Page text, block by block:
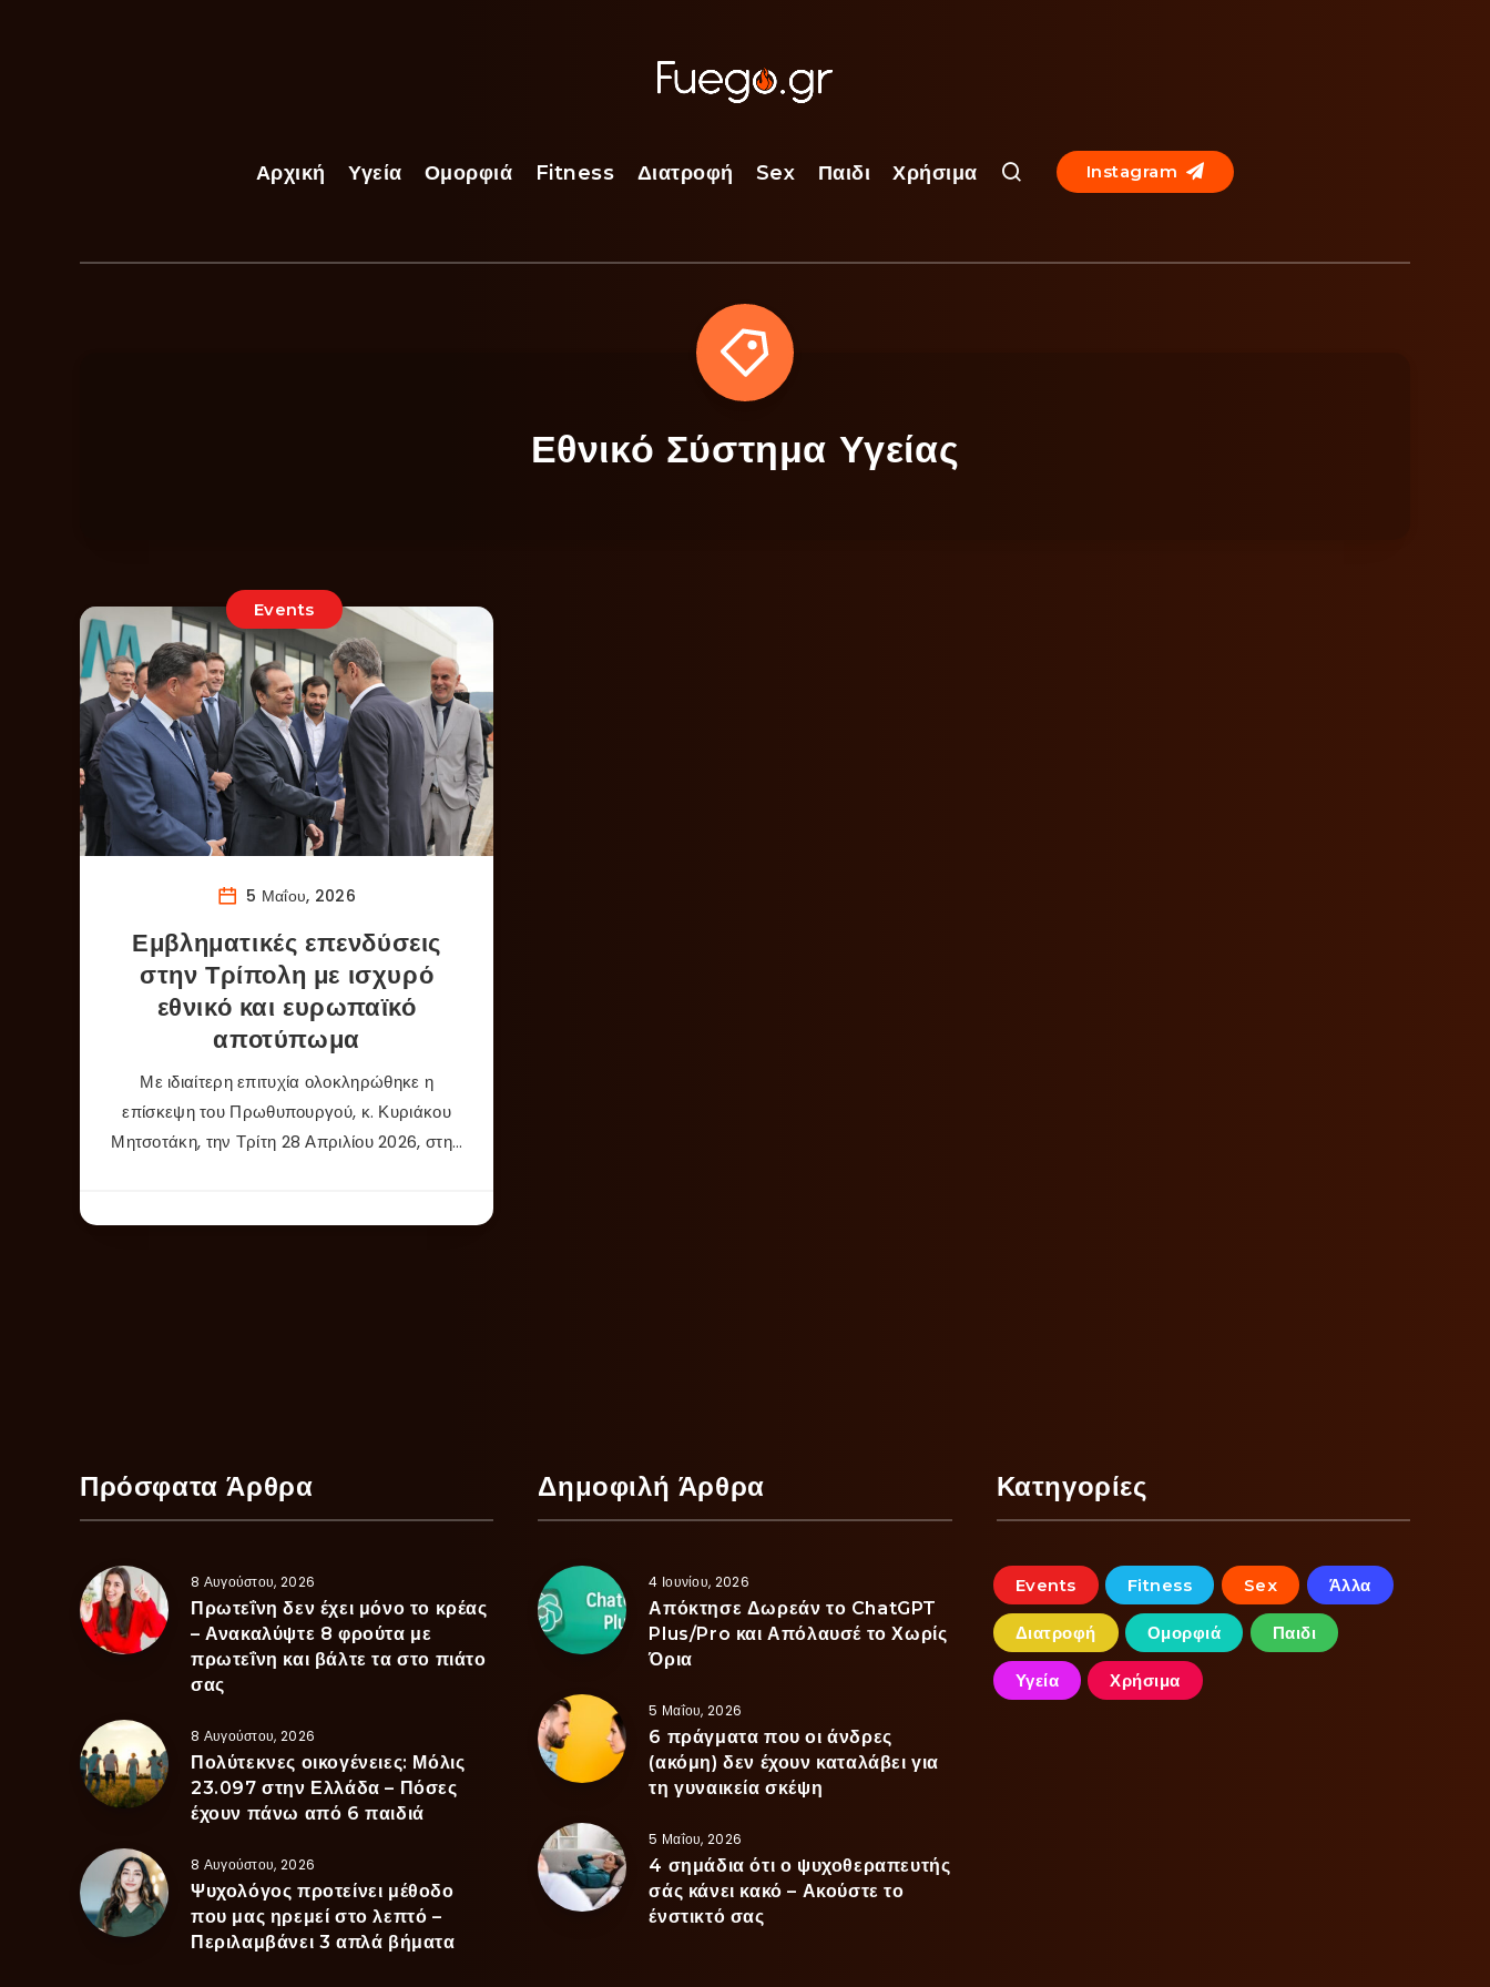
Αρχική Υγεία Ομορφιά Fitness Διατροφή Sex Παιδι Χρήσιμα Instagram
Εθνικό Σύστημα Υγείας
Events
5 Μαΐου, 2026
Εμβληματικές επενδύσεις
στην Τρίπολη με ισχυρό
εθνικό και ευρωπαϊκό
αποτύπωμα
Με ιδιαίτερη επιτυχία ολοκληρώθηκε η
επίσκεψη του Πρωθυπουργού, κ. Κυριάκου
Μητσοτάκη, την Τρίτη 28 Απριλίου 2026, στη…
Πρόσφατα Άρθρα
8 Αυγούστου, 2026
Πρωτεΐνη δεν έχει μόνο το κρέας
– Ανακαλύψτε 8 φρούτα με
πρωτεΐνη και βάλτε τα στο πιάτο
σας
8 Αυγούστου, 2026
Πολύτεκνες οικογένειες: Μόλις
23.097 στην Ελλάδα – Πόσες
έχουν πάνω από 6 παιδιά
8 Αυγούστου, 2026
Ψυχολόγος προτείνει μέθοδο
που μας ηρεμεί στο λεπτό –
Περιλαμβάνει 3 απλά βήματα
Δημοφιλή Άρθρα
4 Ιουνίου, 2026
Απόκτησε Δωρεάν το ChatGPT
Plus/Pro και Απόλαυσέ το Χωρίς
Όρια
5 Μαΐου, 2026
6 πράγματα που οι άνδρες
(ακόμη) δεν έχουν καταλάβει για
τη γυναικεία σκέψη
5 Μαΐου, 2026
4 σημάδια ότι ο ψυχοθεραπευτής
σάς κάνει κακό – Ακούστε το
ένστικτό σας
Κατηγορίες
Events Fitness Sex Άλλα
Διατροφή Ομορφιά Παιδι
Υγεία Χρήσιμα